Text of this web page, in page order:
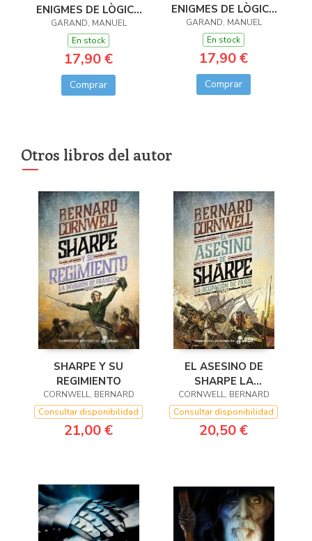
ENIGMES DE LÒGICA
I ASSASSINATS
GARAND, MANUEL
En stock
17,90 €
Comprar
ENIGMES DE LÒGICA
I ASSASINATS
GARAND, MANUEL
En stock
17,90 €
Comprar
Otros libros del autor
SHARPE Y SU
REGIMIENTO
CORNWELL, BERNARD
Consultar disponibilidad
21,00 €
EL ASESINO DE
SHARPE LA
OCUPACION PARIS
CORNWELL, BERNARD
Consultar disponibilidad
20,50 €